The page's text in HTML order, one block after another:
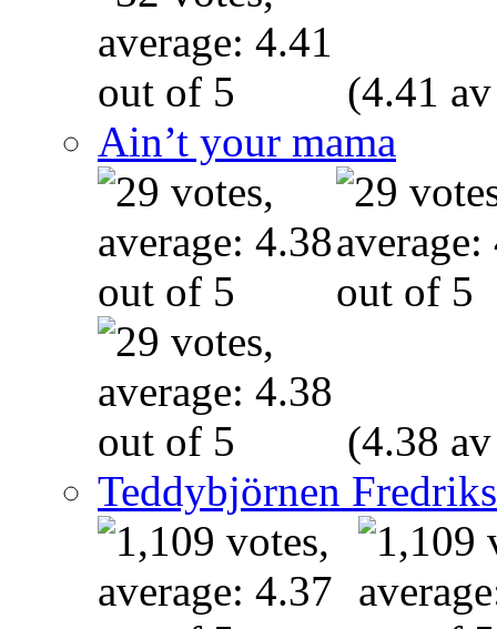
(4.41
Ain’t your mama
(4.38
Teddybjörnen